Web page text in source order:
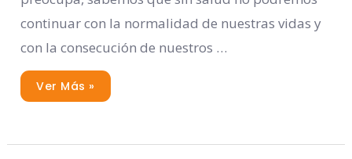
continuar con la normalidad de nuestras vidas y
con la consecución de nuestros …
Ver Más »